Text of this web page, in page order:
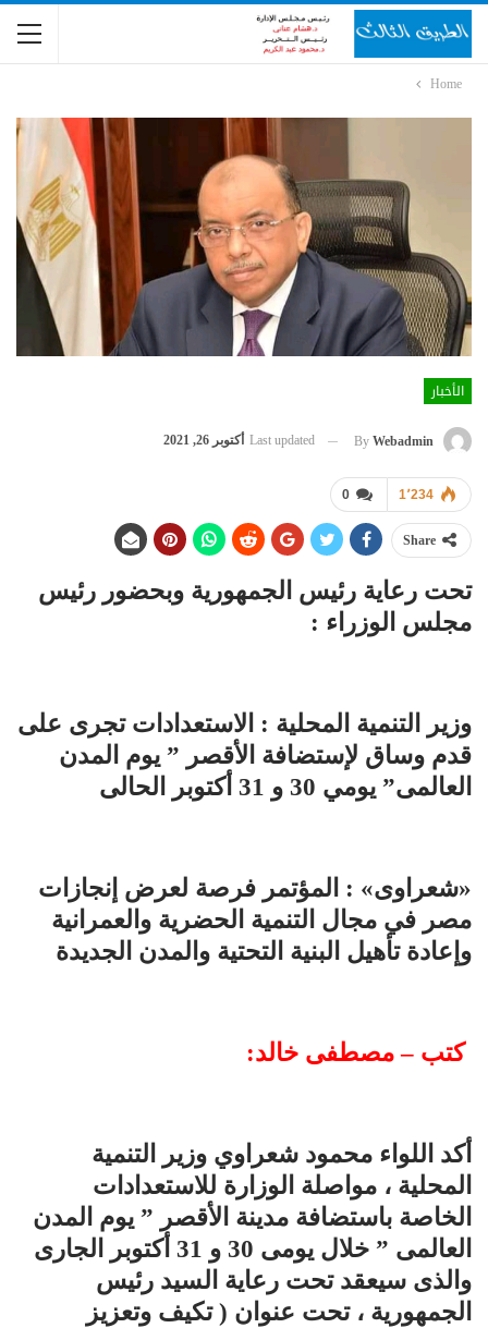
Home
الأخبار
By Webadmin
Last updated أكتوبر 26, 2021
0 1٬234
Share
تحت رعاية رئيس الجمهورية وبحضور رئيس
مجلس الوزراء :
وزير التنمية المحلية : الاستعدادات تجرى على
قدم وساق لإستضافة الأقصر ” يوم المدن
العالمى” يومي 30 و 31 أكتوبر الحالى
«شعراوى» : المؤتمر فرصة لعرض إنجازات
مصر في مجال التنمية الحضرية والعمرانية
وإعادة تأهيل البنية التحتية والمدن الجديدة
كتب – مصطفى خالد:
أكد اللواء محمود شعراوي وزير التنمية
المحلية ، مواصلة الوزارة للاستعدادات
الخاصة باستضافة مدينة الأقصر ” يوم المدن
العالمى ” خلال يومى 30 و 31 أكتوبر الجارى
والذى سيعقد تحت رعاية السيد رئيس
الجمهورية ، تحت عنوان ( تكيف وتعزيز